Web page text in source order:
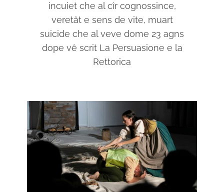
incuiet che al cîr cognossince,
veretât e sens de vite, muart
suicide che al veve dome 23 agns
dope vê scrit La Persuasione e la
Rettorica